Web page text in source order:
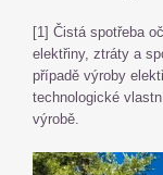
[1] Čistá spotřeba
elektřiny, ztráty a
případě výroby
technologické
výrobě.